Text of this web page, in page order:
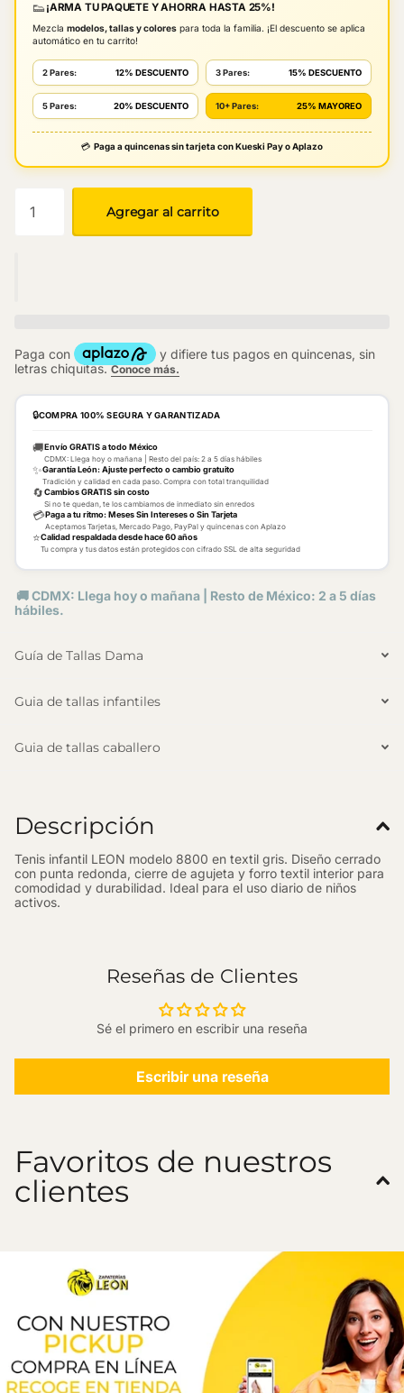
👟 ¡ARMA TU PAQUETE Y AHORRA HASTA 25%!
Mezcla modelos, tallas y colores para toda la familia. ¡El descuento se aplica
automático en tu carrito!
2 Pares: 12% DESCUENTO 3 Pares: 15% DESCUENTO
5 Pares: 20% DESCUENTO 10+ Pares: 25% MAYOREO
💳 Paga a quincenas sin tarjeta con Kueski Pay o Aplazo
Agregar al carrito
🔒COMPRA 100% SEGURA Y GARANTIZADA
🚚Envío GRATIS a todo México
CDMX: Llega hoy o mañana | Resto del país: 2 a 5 días hábiles
✨Garantía León: Ajuste perfecto o cambio gratuito
Tradición y calidad en cada paso. Compra con total tranquilidad
🔄Cambios GRATIS sin costo
Si no te quedan, te los cambiamos de inmediato sin enredos
💳Paga a tu ritmo: Meses Sin Intereses o Sin Tarjeta
Aceptamos Tarjetas, Mercado Pago, PayPal y quincenas con Aplazo
⭐Calidad respaldada desde hace 60 años
Tu compra y tus datos están protegidos con cifrado SSL de alta seguridad
🚚 CDMX: Llega hoy o mañana | Resto de México: 2 a 5 días
hábiles.
Guía de Tallas Dama
Guia de tallas infantiles
Guia de tallas caballero
Descripción
Tenis infantil LEON modelo 8800 en textil gris. Diseño cerrado
con punta redonda, cierre de agujeta y forro textil interior para
comodidad y durabilidad. Ideal para el uso diario de niños
activos.
Reseñas de Clientes
Sé el primero en escribir una reseña
Escribir una reseña
Favoritos de nuestros
clientes